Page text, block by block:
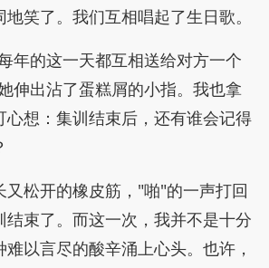
笑了。我们互相唱起了生日歌。
年的这一天都互相送给对方一个
伸出沾了蛋糕屑的小指。我也拿
心想：集训结束后，还有谁会记得
又松开的橡皮筋，"啪"的一声打回
结束了。而这一次，我并不是十分
以言尽的酸辛涌上心头。也许，